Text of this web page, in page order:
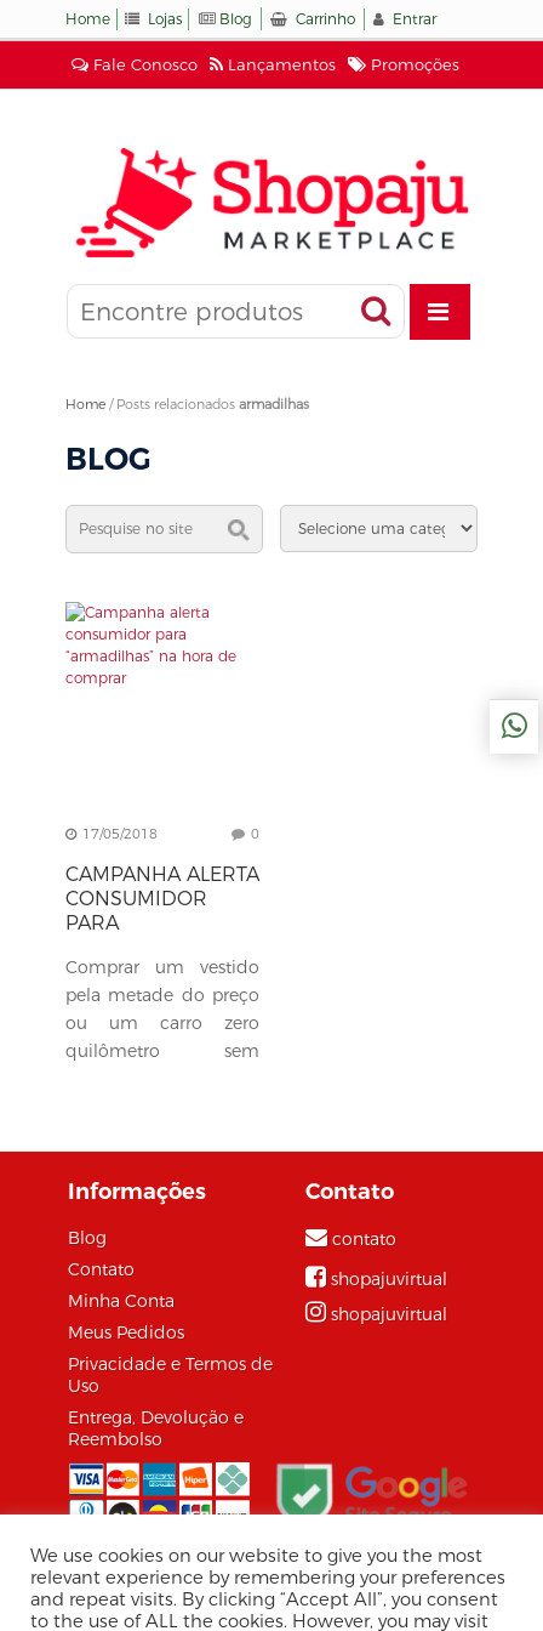
Fale Conosco Lançamentos Promoções
Home Lojas Blog Carrinho Entrar
Home / Posts relacionados armadilhas
BLOG
17/05/2018 0
CAMPANHA ALERTA
CONSUMIDOR
PARA
HORA DE
COMPRAR
Comprar um vestido
pela metade do preço
ou um carro zero
quilômetro sem
gatilho para o...
Informações
Blog
Contato
Minha Conta
Meus Pedidos
Privacidade e Termos de
Uso
Entrega, Devolução e
Reembolso
Contato
contato
shopajuvirtual
shopajuvirtual
© 2026 Shopaju Marketplace.
We use cookies on our website to give you the most
relevant experience by remembering your preferences
and repeat visits. By clicking “Accept All”, you consent
to the use of ALL the cookies. However, you may visit